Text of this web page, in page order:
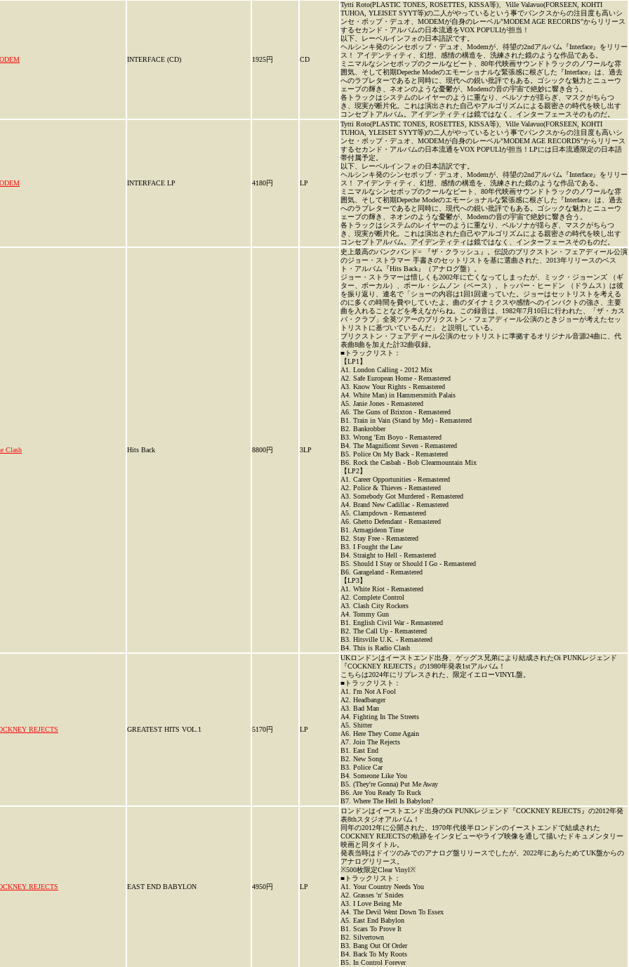
INTERFACE (CD) 1925円 CD
Tytti Roto(PLASTIC TONES, ROSETTES, KISSA等)、Ville Valavuo(FORSEEN, KOHTI
TUHOA, YLEISET SYYT等)の二人がやっているという事でパンクスからの注目度も高いシ
ンセ・ポップ・デュオ、MODEMが自身のレーベル"MODEM AGE RECORDS"からリリース
するセカンド・アルバムの日本流通をVOX POPULIが担当！
以下、レーベルインフォの日本語訳です。
ヘルシンキ発のシンセポップ・デュオ、Modemが、待望の2ndアルバム『Interface』をリリー
ス！ アイデンティティ、幻想、感情の構造を、洗練された鏡のような作品である。
ミニマルなシンセポップのクールなビート、80年代映画サウンドトラックのノワールな雰
囲気、そして初期Depeche Modeのエモーショナルな緊張感に根ざした『Interface』は、過去
へのラブレターであると同時に、現代への鋭い批評でもある。ゴシックな魅力とニューウ
ェーブの輝き、ネオンのような憂鬱が、Modemの音の宇宙で絶妙に響き合う。
各トラックはシステムのレイヤーのように重なり、ペルソナが揺らぎ、マスクがちらつ
き、現実が断片化。これは演出された自己やアルゴリズムによる親密さの時代を映し出す
コンセプトアルバム。アイデンティティは鏡ではなく、インターフェースそのものだ。
INTERFACE LP 4180円 LP
Tytti Roto(PLASTIC TONES, ROSETTES, KISSA等)、Ville Valavuo(FORSEEN, KOHTI
TUHOA, YLEISET SYYT等)の二人がやっているという事でパンクスからの注目度も高いシ
ンセ・ポップ・デュオ、MODEMが自身のレーベル"MODEM AGE RECORDS"からリリース
するセカンド・アルバムの日本流通をVOX POPULIが担当！LPには日本流通限定の日本語
帯付属予定。
以下、レーベルインフォの日本語訳です。
ヘルシンキ発のシンセポップ・デュオ、Modemが、待望の2ndアルバム『Interface』をリリー
ス！ アイデンティティ、幻想、感情の構造を、洗練された鏡のような作品である。
ミニマルなシンセポップのクールなビート、80年代映画サウンドトラックのノワールな雰
囲気、そして初期Depeche Modeのエモーショナルな緊張感に根ざした『Interface』は、過去
へのラブレターであると同時に、現代への鋭い批評でもある。ゴシックな魅力とニューウ
ェーブの輝き、ネオンのような憂鬱が、Modemの音の宇宙で絶妙に響き合う。
各トラックはシステムのレイヤーのように重なり、ペルソナが揺らぎ、マスクがちらつ
き、現実が断片化。これは演出された自己やアルゴリズムによる親密さの時代を映し出す
コンセプトアルバム。アイデンティティは鏡ではなく、インターフェースそのものだ。
Clash Hits Back 8800円 3LP
史上最高のパンクバンド= 『ザ・クラッシュ』。伝説のブリクストン・フェアディール公演
のジョー・ストラマー 手書きのセットリストを基に選曲された、2013年リリースのベス
ト・アルバム『Hits Back』（アナログ盤）。
ジョー・ストラマーは惜しくも2002年に亡くなってしまったが、ミック・ジョーンズ （ギ
ター、ボーカル）、ポール・シムノン（ベース）、トッパー・ヒードン （ドラムス）は彼
を振り返り、連名で「ショーの内容は1回1回違っていた。ジョーはセットリストを考える
のに多くの時間を費やしていたよ。曲のダイナミクスや感情へのインパクトの強さ、主要
曲を入れることなどを考えながらね。この録音は、1982年7月10日に行われた、「ザ・カス
バ・クラブ」全英ツアーのブリクストン・フェアディール公演のときジョーが考えたセッ
トリストに基づいているんだ」 と説明している。
ブリクストン・フェアディール公演のセットリストに準拠するオリジナル音源24曲に、代
表曲8曲を加えた計32曲収録。
■トラックリスト：
【LP1】
A1. London Calling - 2012 Mix
A2. Safe European Home - Remastered
A3. Know Your Rights - Remastered
A4. White Man) in Hammersmith Palais
A5. Janie Jones - Remastered
A6. The Guns of Brixton - Remastered
B1. Train in Vain (Stand by Me) - Remastered
B2. Bankrobber
B3. Wrong 'Em Boyo - Remastered
B4. The Magnificent Seven - Remastered
B5. Police On My Back - Remastered
B6. Rock the Casbah - Bob Clearmountain Mix
【LP2】
A1. Career Opportunities - Remastered
A2. Police & Thieves - Remastered
A3. Somebody Got Murdered - Remastered
A4. Brand New Cadillac - Remastered
A5. Clampdown - Remastered
A6. Ghetto Defendant - Remastered
B1. Armagideon Time
B2. Stay Free - Remastered
B3. I Fought the Law
B4. Straight to Hell - Remastered
B5. Should I Stay or Should I Go - Remastered
B6. Garageland - Remastered
【LP3】
A1. White Riot - Remastered
A2. Complete Control
A3. Clash City Rockers
A4. Tommy Gun
B1. English Civil War - Remastered
B2. The Call Up - Remastered
B3. Hitsville U.K. - Remastered
B4. This is Radio Clash
REJECTS GREATEST HITS VOL.1 5170円 LP
UKロンドンはイーストエンド出身、ゲッグス兄弟により結成されたOi PUNKレジェンド
『COCKNEY REJECTS』の1980年発表1stアルバム！
こちらは2024年にリプレスされた、限定イエローVINYL盤。
■トラックリスト：
A1. I'm Not A Fool
A2. Headbanger
A3. Bad Man
A4. Fighting In The Streets
A5. Shitter
A6. Here They Come Again
A7. Join The Rejects
B1. East End
B2. New Song
B3. Police Car
B4. Someone Like You
B5. (They're Gonna) Put Me Away
B6. Are You Ready To Ruck
B7. Where The Hell Is Babylon?
REJECTS EAST END BABYLON 4950円 LP
ロンドンはイーストエンド出身のOi PUNKレジェンド『COCKNEY REJECTS』の2012年発
表8thスタジオアルバム！
同年の2012年に公開された、1970年代後半ロンドンのイーストエンドで結成された
COCKNEY REJECTSの軌跡をインタビューやライブ映像を通して描いたドキュメンタリー
映画と同タイトル。
発表当時はドイツのみでのアナログ盤リリースでしたが、2022年にあらためてUK盤からの
アナログリリース。
※500枚限定Clear Vinyl※
■トラックリスト：
A1. Your Country Needs You
A2. Grasses 'n' Snides
A3. I Love Being Me
A4. The Devil Went Down To Essex
A5. East End Babylon
B1. Scars To Prove It
B2. Silvertown
B3. Bang Out Of Order
B4. Back To My Roots
B5. In Control Forever